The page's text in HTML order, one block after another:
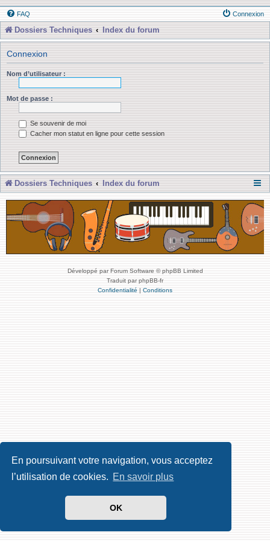
En poursuivant votre navigation, vous acceptez
l’utilisation de cookies. En savoir plus
OK
FAQ Connexion
Dossiers Techniques Index du forum
Connexion
Nom d’utilisateur :
Mot de passe :
Se souvenir de moi
Cacher mon statut en ligne pour cette session
Dossiers Techniques Index du forum
Développé par Forum Software © phpBB Limited
Traduit par phpBB-fr
Confidentialité | Conditions